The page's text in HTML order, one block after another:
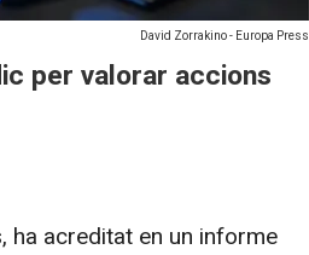
David Zorrakino - Europa Press
per valorar accions
ha acreditat en un informe